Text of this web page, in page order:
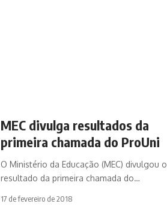
MEC divulga resultados da
primeira chamada do ProUni
O Ministério da Educação (MEC) divulgou o
resultado da primeira chamada do…
17 de fevereiro de 2018